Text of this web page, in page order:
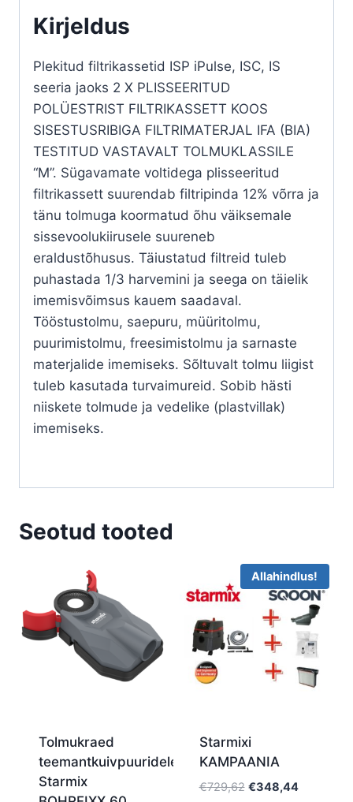
Kirjeldus
Plekitud filtrikassetid ISP iPulse, ISC, IS
seeria jaoks 2 X PLISSEERITUD
POLÜESTRIST FILTRIKASSETT KOOS
SISESTUSRIBIGA FILTRIMATERJAL IFA (BIA)
TESTITUD VASTAVALT TOLMUKLASSILE
“M”. Sügavamate voltidega plisseeritud
filtrikassett suurendab filtripinda 12% võrra ja
tänu tolmuga koormatud õhu väiksemale
sissevoolukiirusele suureneb
eraldustõhusus. Täiustatud filtreid tuleb
puhastada 1/3 harvemini ja seega on täielik
imemisvõimsus kauem saadaval.
Tööstustolmu, saepuru, müüritolmu,
puurimistolmu, freesimistolmu ja sarnaste
materjalide imemiseks. Sõltuvalt tolmu liigist
tuleb kasutada turvaimureid. Sobib hästi
niiskete tolmude ja vedelike (plastvillak)
imemiseks.
Seotud tooted
Tolmukraed
teemantkuivpuuridele
Starmix
Allahindlus!
Starmixi
KAMPAANIA
€729,62 Algne
€348,44Current